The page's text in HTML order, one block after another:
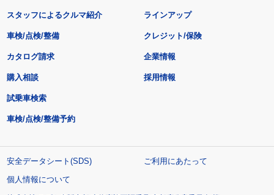
スタッフによるクルマ紹介 ラインアップ
車検/点検/整備 クレジット/保険
カタログ請求
購入相談
試乗車検索
車検/点検/整備予約
企業情報
採用情報
安全データシート(SDS)
ご利用にあたって
個人情報について